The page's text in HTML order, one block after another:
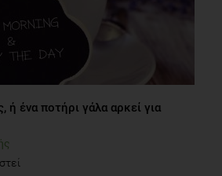
ή ένα ποτήρι γάλα αρκεί για